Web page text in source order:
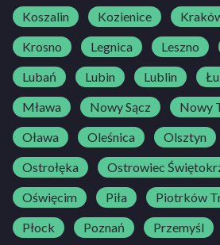
Koszalin
Kozienice
Krosno
Legnica Leszno
Lubań
Lubin Lublin
Mława
Nowy Sącz Nowy
Oława
Oleśnica Olsztyn
Ostrołęka
Ostrowiec
Oświęcim
Piła
Piotrków
Płock
Poznań Przemyśl